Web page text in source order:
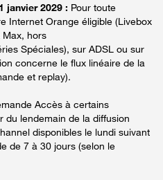
janvier 2029 : Pour toute
Internet Orange éligible (Livebox
Max, hors
Spéciales), sur ADSL ou sur
concerne le flux linéaire de la
et replay).
Accès à certains
du lendemain de la diffusion
disponibles le lundi suivant
de 7 à 30 jours (selon le